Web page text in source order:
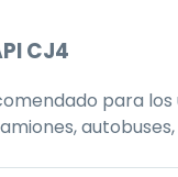
CJ4
para